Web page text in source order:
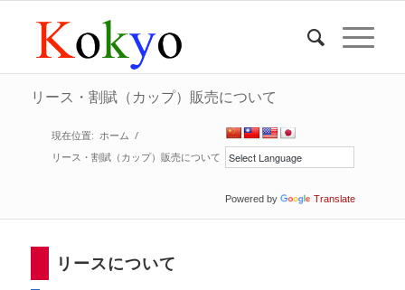
リース・割賦（カップ）販売について
Powered by Translate
現在位置: ホーム /
リース・割賦（カップ）販売について
リースについて